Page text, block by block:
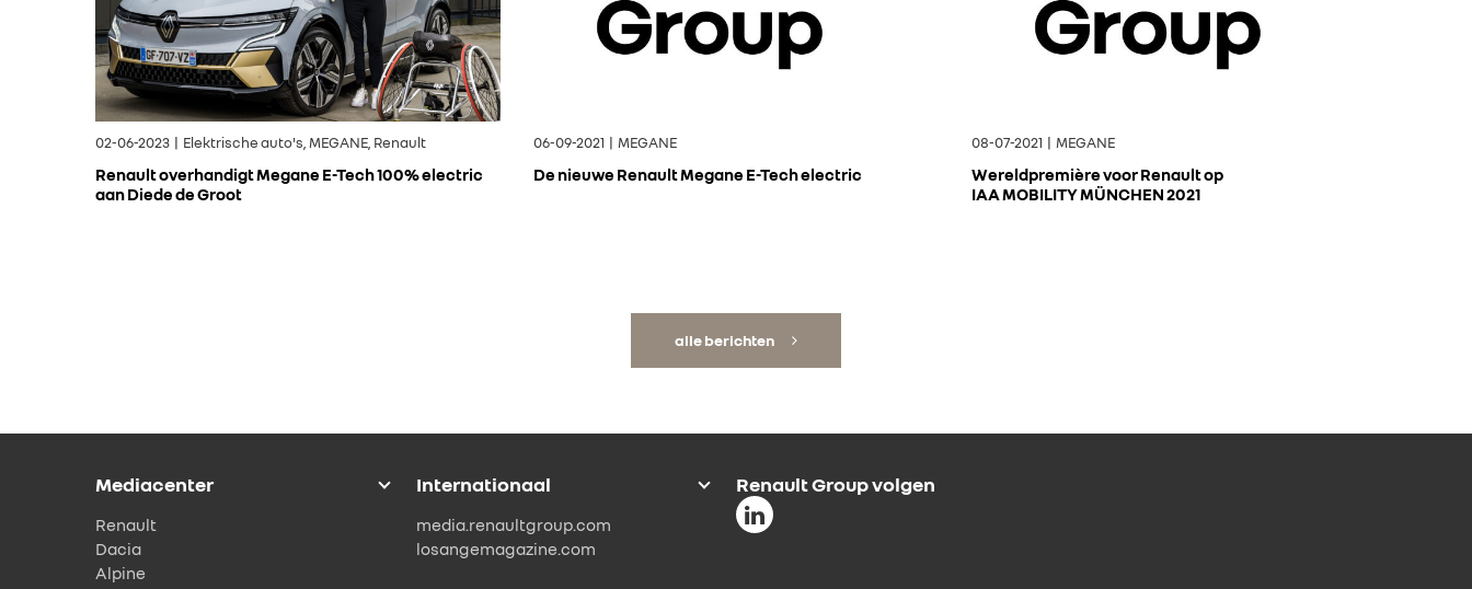
02-06-2023 | Elektrische auto's, MEGANE, Renault
Renault overhandigt Megane E-Tech 100% electric
aan Diede de Groot
06-09-2021 | MEGANE
De nieuwe Renault Megane E-Tech electric
08-07-2021 | MEGANE
Wereldpremière voor Renault op
IAA MOBILITY MÜNCHEN 2021
alle berichten
Mediacenter
Renault
Dacia
Alpine
Internationaal
media.renaultgroup.com
losangemagazine.com
Renault Group volgen